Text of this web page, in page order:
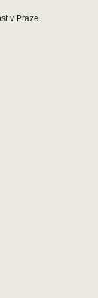
v Praze